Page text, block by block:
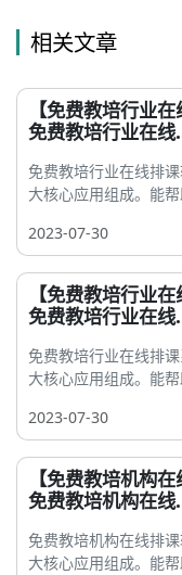
相关文章
【免费教培行业
免费教培行业在线
免费教培行业在线排
大核心应用组成。能
2023-07-30
【免费教培行业
免费教培行业在线
免费教培行业在线排
大核心应用组成。能
2023-07-30
【免费教培机构
免费教培机构在线
免费教培机构在线排
大核心应用组成。能